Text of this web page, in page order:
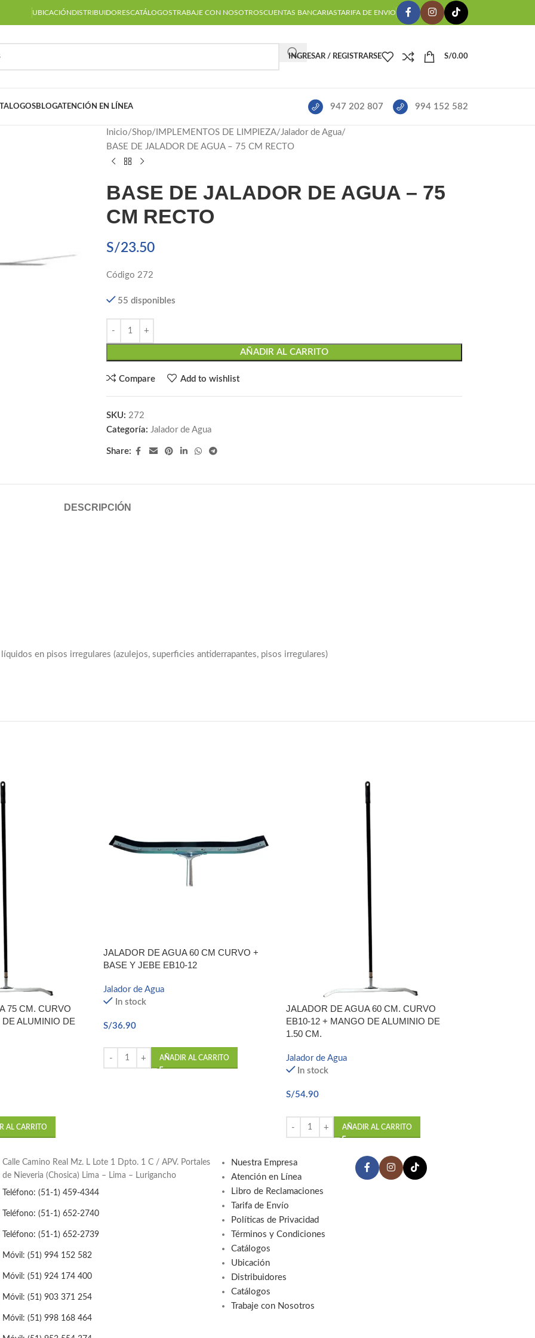
UBICACIÓNDISTRIBUIDORESCATÁLOGOSTRABAJE CON NOSOTROSCUENTAS BANCARIASTARIFA DE ENVIO
INGRESAR / REGISTRARSE S/0.00
BLOGATENCIÓN EN LÍNEA 947 202 807 994 152 582
Inicio Shop IMPLEMENTOS DE LIMPIEZA Jalador de Agua
BASE DE JALADOR DE AGUA – 75 CM RECTO
BASE DE JALADOR DE AGUA – 75
CM RECTO
S/23.50
Código 272
55 disponibles
AÑADIR AL CARRITO
Compare Add to wishlist
SKU: 272
Categoría: Jalador de Agua
Share:
DESCRIPCIÓN
en pisos irregulares (azulejos, superficies antiderrapantes, pisos irregulares)
75 CM. CURVO
ALUMINIO DE
AL CARRITO
JALADOR DE AGUA 60 CM CURVO +
BASE Y JEBE EB10-12
Jalador de Agua
In stock
S/36.90
AÑADIR AL CARRITO
JALADOR DE AGUA 60 CM. CURVO
EB10-12 + MANGO DE ALUMINIO DE
1.50 CM.
Jalador de Agua
In stock
S/54.90
AÑADIR AL CARRITO
Calle Camino Real Mz. L Lote 1 Dpto. 1 C / APV. Portales
de Nieveria (Chosica) Lima – Lima – Lurigancho
Teléfono: (51-1) 459-4344
Teléfono: (51-1) 652-2740
Teléfono: (51-1) 652-2739
Móvil: (51) 994 152 582
Móvil: (51) 924 174 400
Móvil: (51) 903 371 254
Móvil: (51) 998 168 464
Nuestra Empresa
Atención en Línea
Libro de Reclamaciones
Tarifa de Envío
Políticas de Privacidad
Términos y Condiciones
Catálogos
Ubicación
Distribuidores
Catálogos
Trabaje con Nosotros